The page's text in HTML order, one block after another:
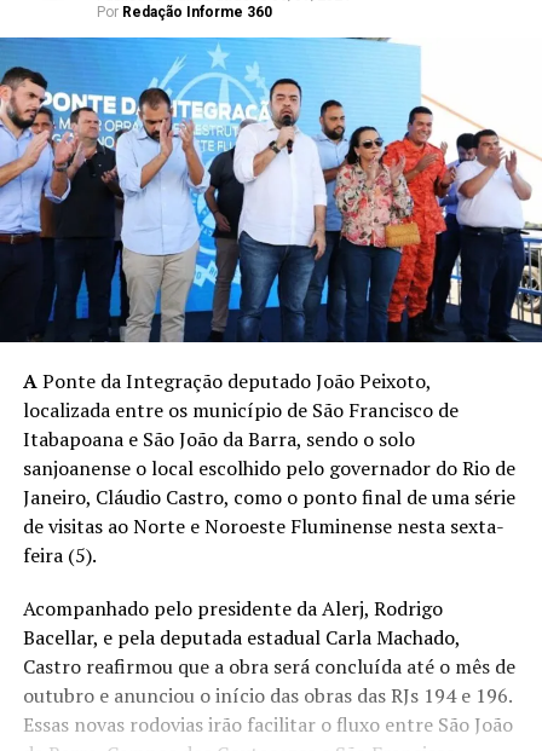
Por Redação Informe 360
APonte da Integração deputado João Peixoto,
localizada entre os município de São Francisco de
Itabapoana e São João da Barra, sendo o solo
sanjoanense o local escolhido pelo governador do Rio de
Janeiro, Cláudio Castro, como o ponto final de uma série
de visitas ao Norte e Noroeste Fluminense nesta sexta-
feira (5).
Acompanhado pelo presidente da Alerj, Rodrigo
Bacellar, e pela deputada estadual Carla Machado,
Castro reafirmou que a obra será concluída até o mês de
outubro e anunciou o início das obras das RJs 194 e 196.
Essas novas rodovias irão facilitar o fluxo entre São João